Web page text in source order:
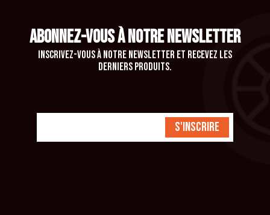
ABONNEZ-VOUS À NOTRE NEWSLETTER
Inscrivez-vous à notre newsletter et recevez les
derniers produits.
S'inscrire